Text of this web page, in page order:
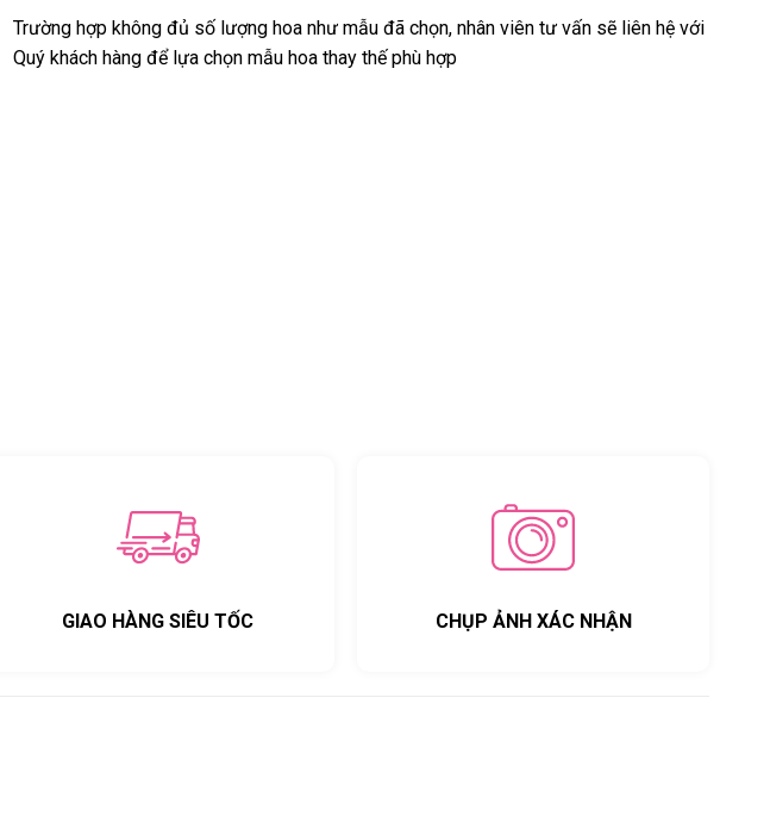
Trường hợp không đủ số lượng hoa như mẫu đã chọn, nhân viên tư vấn sẽ liên hệ với
Quý khách hàng để lựa chọn mẫu hoa thay thế phù hợp
GIAO HÀNG SIÊU TỐC CHỤP ẢNH XÁC NHẬN